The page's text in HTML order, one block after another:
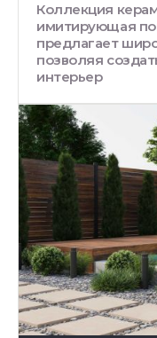
Коллекция
имитирующая
предлагает
позволяя
интерьер